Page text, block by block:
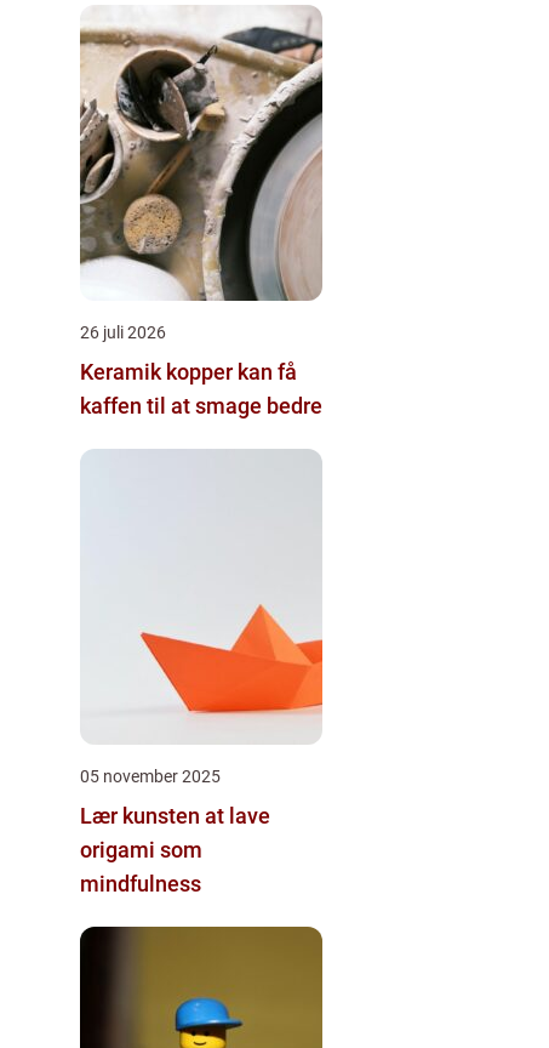
26 juli 2026
Keramik kopper kan få
kaffen til at smage bedre
05 november 2025
Lær kunsten at lave
origami som
mindfulness